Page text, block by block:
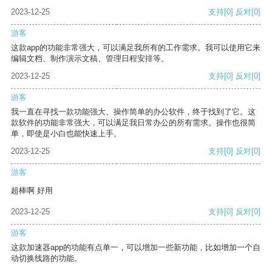
2023-12-25 支持[0] 反对[0]
游客
这款app的功能非常强大，可以满足我所有的工作需求。我可以使用它来
编辑文档、制作演示文稿、管理日程安排等。
2023-12-25
支持[0] 反对[0]
游客
我一直在寻找一款功能强大、操作简单的办公软件，终于找到了它。这
款软件的功能非常强大，可以满足我日常办公的所有需求。操作也很简
单，即使是小白也能快速上手。
2023-12-25
支持[0] 反对[0]
游客
超棒啊 好用
2023-12-25 支持[0] 反对[0]
游客
这款加速器app的功能有点单一，可以增加一些新功能，比如增加一个自
动切换线路的功能。